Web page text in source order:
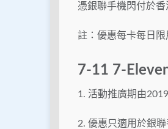
憑銀聯手機閃付於
註：優惠每卡每日
7-11 7-
1. 活動推廣期由
2. 優惠只適用於銀